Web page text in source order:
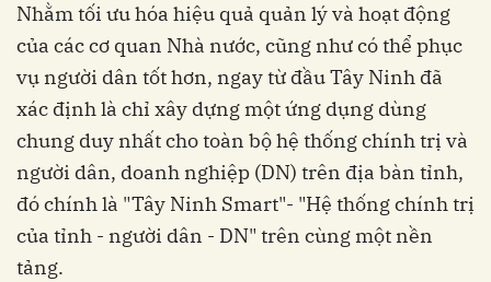
Nhằm tối ưu hóa hiệu quả quản lý và hoạt động
của các cơ quan Nhà nước, cũng như có thể phục
vụ người dân tốt hơn, ngay từ đầu Tây Ninh đã
xác định là chỉ xây dựng một ứng dụng dùng
chung duy nhất cho toàn bộ hệ thống chính trị và
người dân, doanh nghiệp (DN) trên địa bàn tỉnh,
đó chính là "Tây Ninh Smart"- "Hệ thống chính trị
của tỉnh - người dân - DN" trên cùng một nền
tảng.